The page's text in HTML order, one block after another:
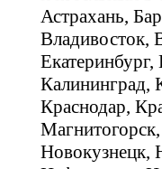
Астрахань,
Владивосток,
Калининград,
Краснодар,
Новокузнецк,